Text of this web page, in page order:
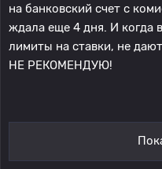
на банковский счет с
ждала еще 4 дня. И когда
лимиты на ставки, не
НЕ РЕКОМЕНДУЮ!